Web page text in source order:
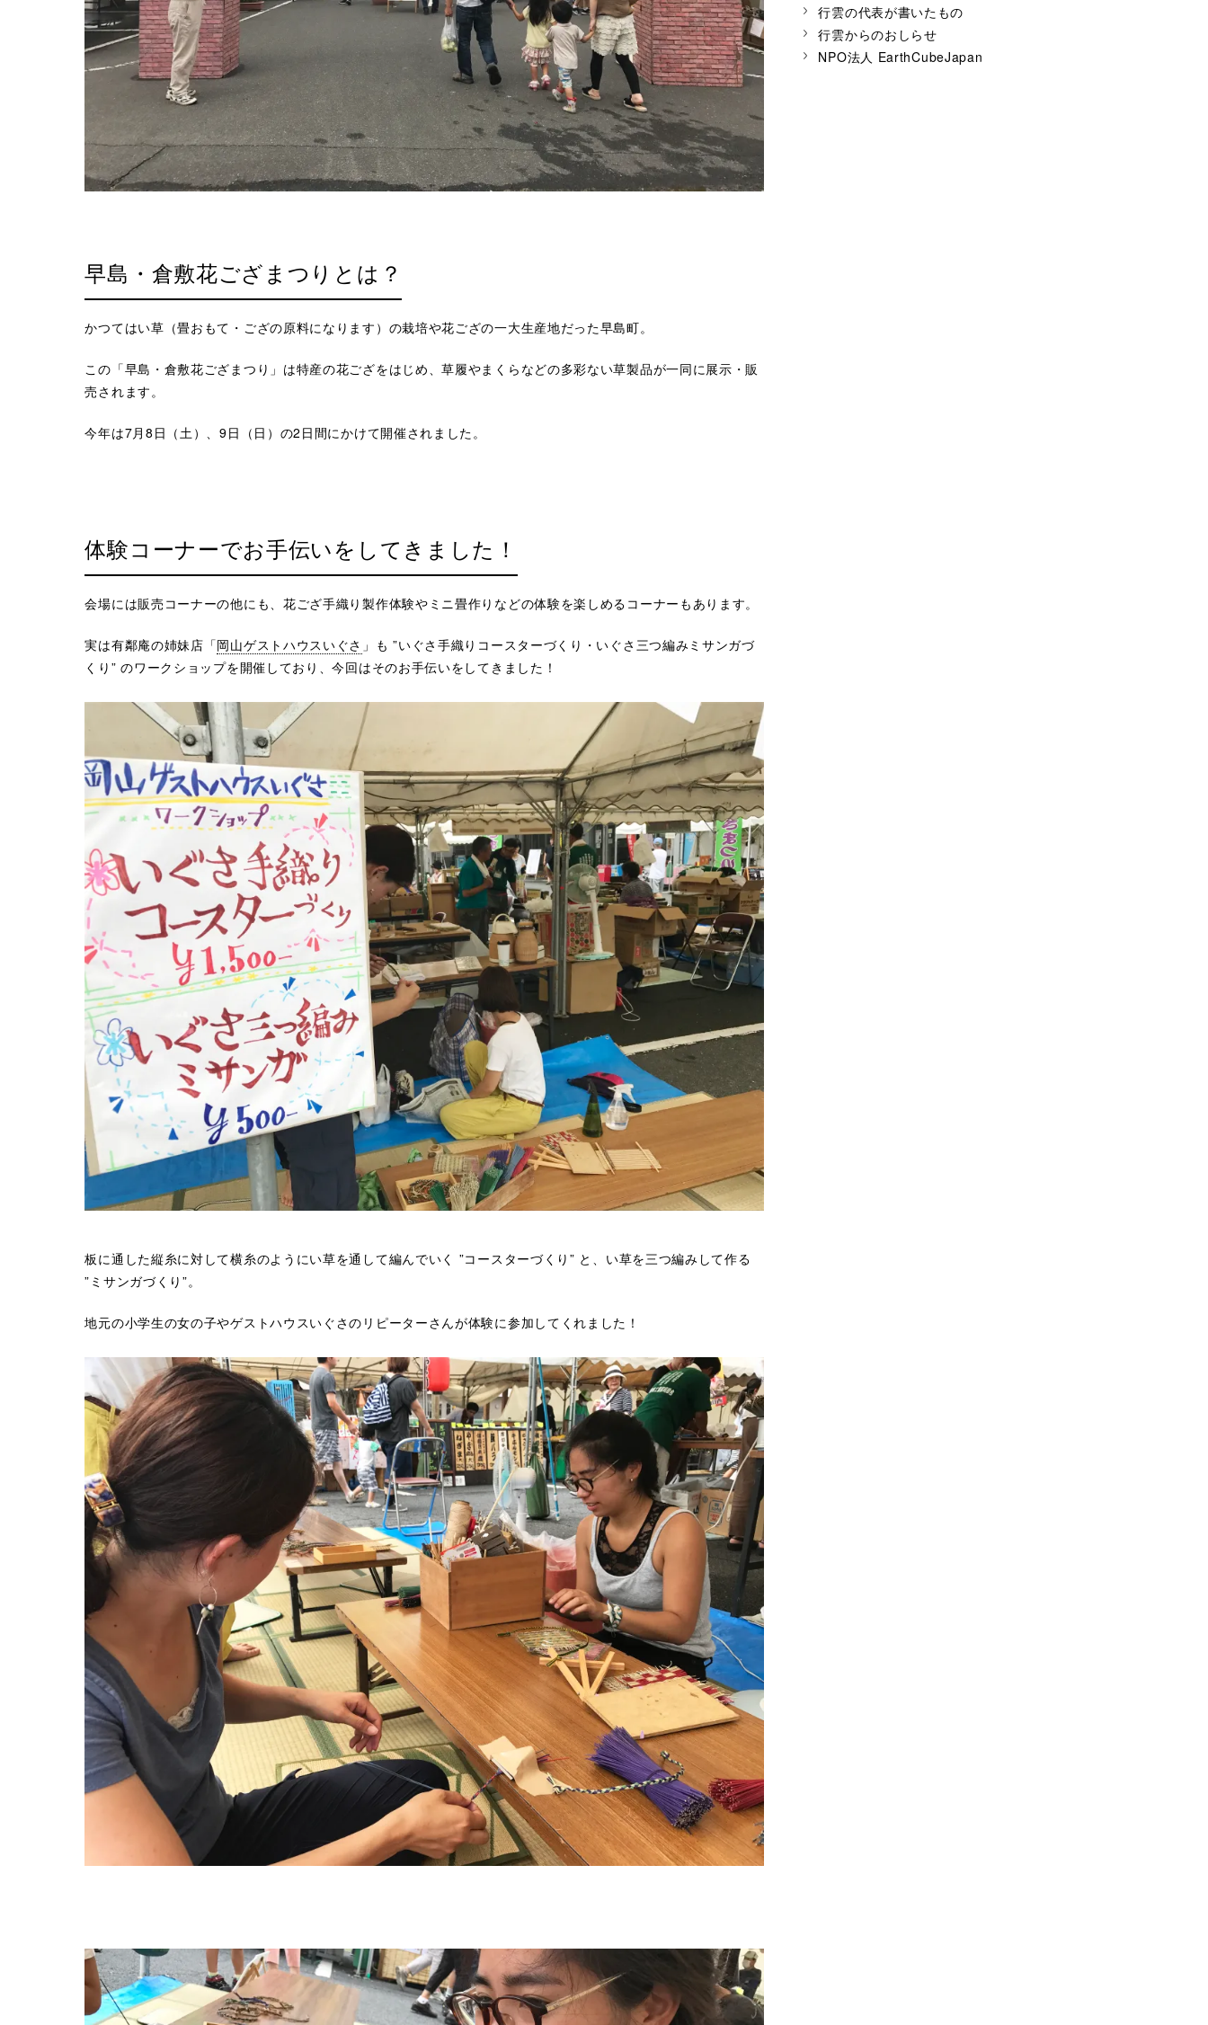
早島・倉敷花ござまつりとは？
かつてはい草（畳おもて・ござの原料になります）の栽培や花ござの一大生産地だった早島町。
この「早島・倉敷花ござまつり」は特産の花ござをはじめ、草履やまくらなどの多彩ない草製品が一同に展示・販
売されます。
今年は7月8日（土）、9日（日）の2日間にかけて開催されました。
体験コーナーでお手伝いをしてきました！
会場には販売コーナーの他にも、花ござ手織り製作体験やミニ畳作りなどの体験を楽しめるコーナーもあります。
実は有鄰庵の姉妹店「岡山ゲストハウスいぐさ 」も ”いぐさ手織りコースターづくり・いぐさ三つ編みミサンガづ
くり” のワークショップを開催しており、今回はそのお手伝いをしてきました！
板に通した縦糸に対して横糸のようにい草を通して編んでいく ”コースターづくり” と、い草を三つ編みして作る
”ミサンガづくり”。
地元の小学生の女の子やゲストハウスいぐさのリピーターさんが体験に参加してくれました！
行雲の代表が書いたもの
行雲からのおしらせ
NPO法人 EarthCubeJapan